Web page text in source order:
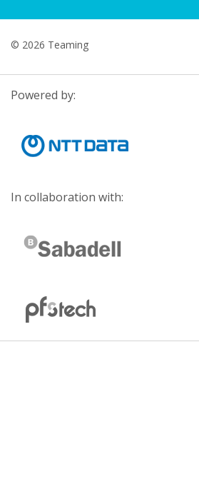
© 2026 Teaming
Powered by:
In collaboration with: